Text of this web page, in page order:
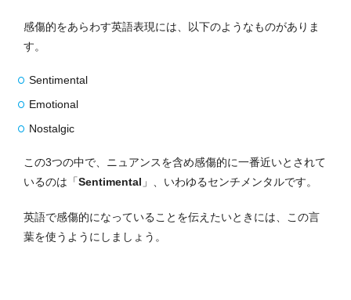
感傷的をあらわす英語表現には、以下のようなものがありま
す。
Sentimental
Emotional
Nostalgic
この3つの中で、ニュアンスを含め感傷的に一番近いとされて
いるのは「Sentimental 」、いわゆるセンチメンタルです。
英語で感傷的になっていることを伝えたいときには、この言
葉を使うようにしましょう。